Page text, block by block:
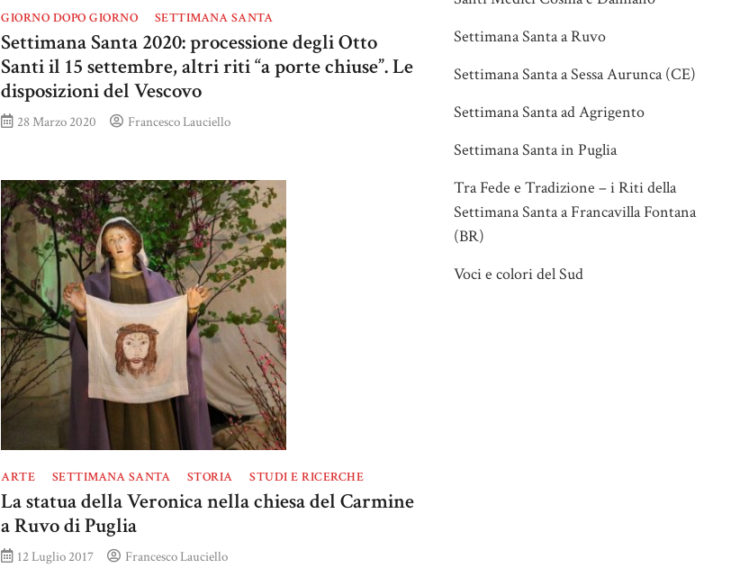
GIORNO DOPO GIORNO SETTIMANA SANTA
Settimana Santa 2020: processione degli Otto
Santi il 15 settembre, altri riti “a porte chiuse”. Le
disposizioni del Vescovo
28 Marzo 2020 Francesco Lauciello
ARTE SETTIMANA SANTA STORIA STUDI E RICERCHE
La statua della Veronica nella chiesa del Carmine
a Ruvo di Puglia
12 Luglio 2017 Francesco Lauciello
Settimana Santa a Ruvo
Settimana Santa a Sessa Aurunca (CE)
Settimana Santa ad Agrigento
Settimana Santa in Puglia
Tra Fede e Tradizione – i Riti della
Settimana Santa a Francavilla Fontana
(BR)
Voci e colori del Sud